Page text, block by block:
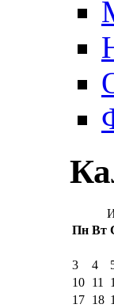
Пн Вт
3
4
10 11
17 18